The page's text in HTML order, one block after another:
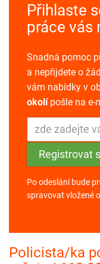
Přihlaste
práce vás
Snadná pomoc
a nepřijdete o
vám nabídky v
okolípošle na e-
Po odeslání bude
spravovat vložené
Policista/ka